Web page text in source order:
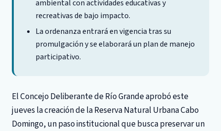
ambiental con actividades educativas y
recreativas de bajo impacto.
La ordenanza entrará en vigencia tras su
promulgación y se elaborará un plan de manejo
participativo.
El Concejo Deliberante de Río Grande aprobó este
jueves la creación de la Reserva Natural Urbana Cabo
Domingo, un paso institucional que busca preservar un